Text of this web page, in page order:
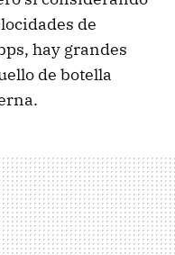
de
hay grandes
de botella